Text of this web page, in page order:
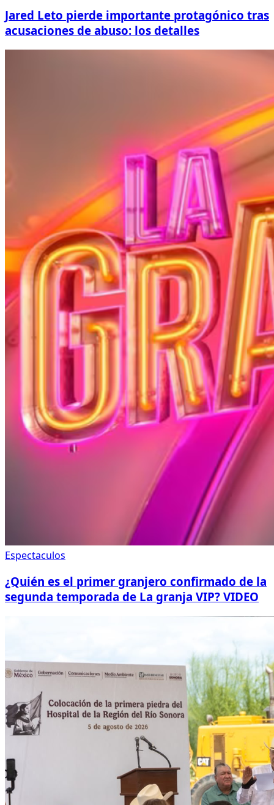
Jared Leto pierde importante protagónico tras
acusaciones de abuso: los detalles
Espectaculos
¿Quién es el primer granjero confirmado de la
segunda temporada de La granja VIP? VIDEO